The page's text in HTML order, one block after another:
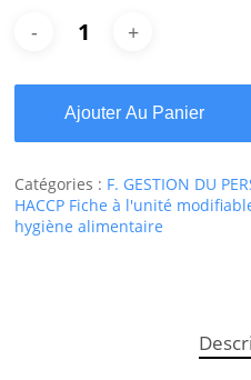
Ajouter Au Panier
Catégories : F. GESTION DU
HACCP Fiche à l'unité
hygiène alimentaire